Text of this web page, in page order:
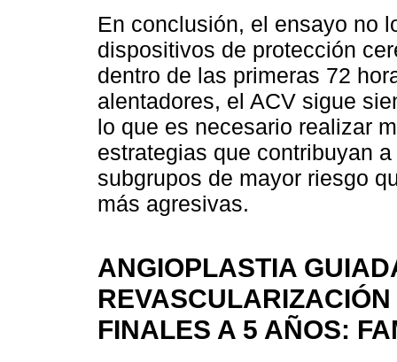
En conclusión, el ensayo no
dispositivos de protección
dentro de las primeras 72
alentadores, el ACV sigue
lo que es necesario realizar
estrategias que contribuyan
subgrupos de mayor riesgo
más agresivas.
ANGIOPLASTIA
FINALES A 5 AÑOS: